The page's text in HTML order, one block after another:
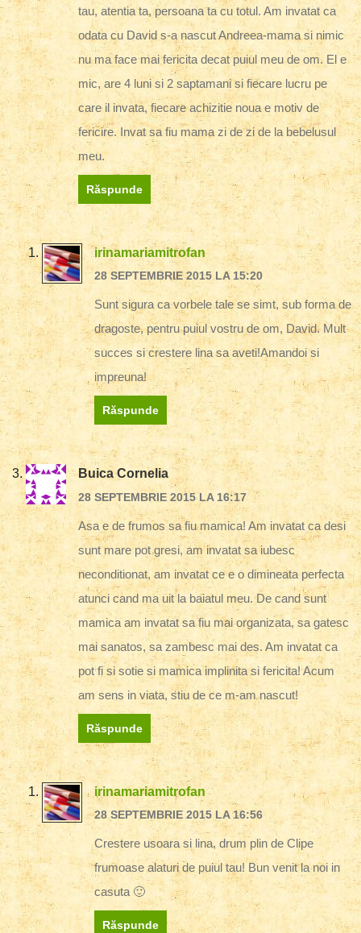
tau, atentia ta, persoana ta cu totul. Am invatat ca
odata cu David s-a nascut Andreea-mama si nimic
nu ma face mai fericita decat puiul meu de om. El e
mic, are 4 luni si 2 saptamani si fiecare lucru pe
care il invata, fiecare achizitie noua e motiv de
fericire. Invat sa fiu mama zi de zi de la bebelusul
meu.
Răspunde
irinamariamitrofan
28 SEPTEMBRIE 2015 LA 15:20
Sunt sigura ca vorbele tale se simt, sub forma de
dragoste, pentru puiul vostru de om, David. Mult
succes si crestere lina sa aveti!Amandoi si
impreuna!
Răspunde
Buica Cornelia
28 SEPTEMBRIE 2015 LA 16:17
Asa e de frumos sa fiu mamica! Am invatat ca desi
sunt mare pot gresi, am invatat sa iubesc
neconditionat, am invatat ce e o dimineata perfecta
atunci cand ma uit la baiatul meu. De cand sunt
mamica am invatat sa fiu mai organizata, sa gatesc
mai sanatos, sa zambesc mai des. Am invatat ca
pot fi si sotie si mamica implinita si fericita! Acum
am sens in viata, stiu de ce m-am nascut!
Răspunde
irinamariamitrofan
28 SEPTEMBRIE 2015 LA 16:56
Crestere usoara si lina, drum plin de Clipe
frumoase alaturi de puiul tau! Bun venit la noi in
casuta 🙂
Răspunde